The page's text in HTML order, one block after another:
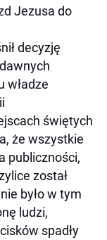
Jezusa do
decyzję
władze
świętych
że wszystkie
publiczności,
został
było w tym
ludzi,
spadły